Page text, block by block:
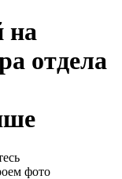
на
отдела
фото